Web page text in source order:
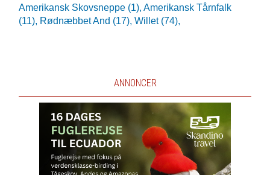
Amerikansk Skovsneppe (1), Amerikansk Tårnfalk
(11), Rødnæbbet And (17), Willet (74),
ANNONCER